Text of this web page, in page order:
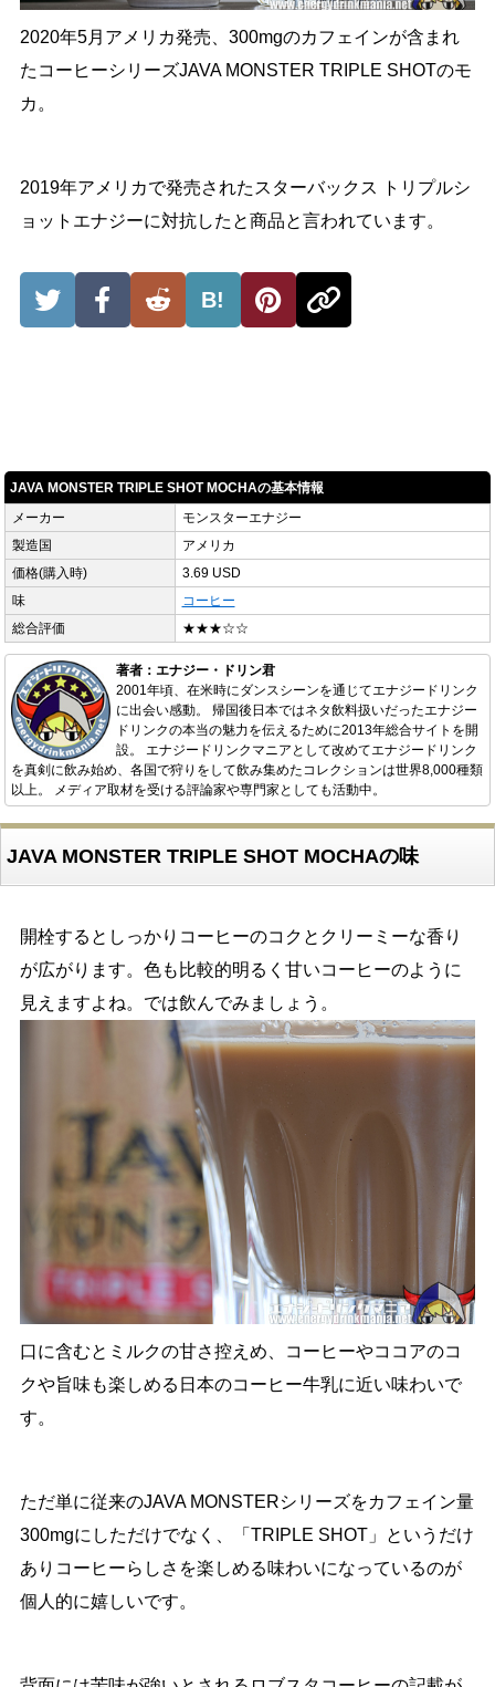
2020年5月アメリカ発売、300mgのカフェインが含まれ
たコーヒーシリーズJAVA MONSTER TRIPLE SHOTのモ
カ。
2019年アメリカで発売されたスターバックス トリプルシ
ョットエナジーに対抗したと商品と言われています。
B!
JAVA MONSTER TRIPLE SHOT MOCHAの基本情報
メーカー
モンスターエナジー
製造国
アメリカ
価格(購入時)
3.69 USD
味
コーヒー
総合評価
★★★☆☆
著者：エナジー・ドリン君
2001年頃、在米時にダンスシーンを通じてエナジードリンク
に出会い感動。 帰国後日本ではネタ飲料扱いだったエナジー
ドリンクの本当の魅力を伝えるために2013年総合サイトを開
設。 エナジードリンクマニアとして改めてエナジードリンク
を真剣に飲み始め、各国で狩りをして飲み集めたコレクションは世界8,000種類
以上。 メディア取材を受ける評論家や専門家としても活動中。
JAVA MONSTER TRIPLE SHOT MOCHAの味
開栓するとしっかりコーヒーのコクとクリーミーな香り
が広がります。色も比較的明るく甘いコーヒーのように
見えますよね。では飲んでみましょう。
口に含むとミルクの甘さ控えめ、コーヒーやココアのコ
クや旨味も楽しめる日本のコーヒー牛乳に近い味わいで
す。
ただ単に従来のJAVA MONSTERシリーズをカフェイン量
300mgにしただけでなく、「TRIPLE SHOT」というだけ
ありコーヒーらしさを楽しめる味わいになっているのが
個人的に嬉しいです。